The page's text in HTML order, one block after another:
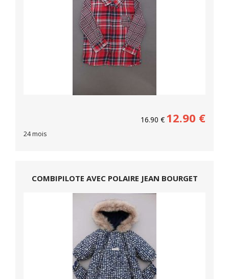
16.90 € 12.90 €
24 mois
COMBIPILOTE AVEC POLAIRE JEAN BOURGET